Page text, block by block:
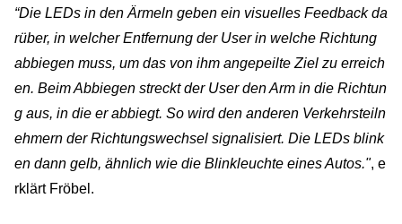
“Die LEDs in den Ärmeln geben ein visuelles Feedback da
rüber, in welcher Entfernung der User in welche Richtung
abbiegen muss, um das von ihm angepeilte Ziel zu erreich
en. Beim Abbiegen streckt der User den Arm in die Richtun
g aus, in die er abbiegt. So wird den anderen Verkehrsteiln
ehmern der Richtungswechsel signalisiert. Die LEDs blink
en dann gelb, ähnlich wie die Blinkleuchte eines Autos.", e
rklärt Fröbel.